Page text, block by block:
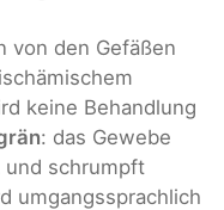
von den Gefäßen
keine Behandlung
: das Gewebe
schrumpft
umgangssprachlich